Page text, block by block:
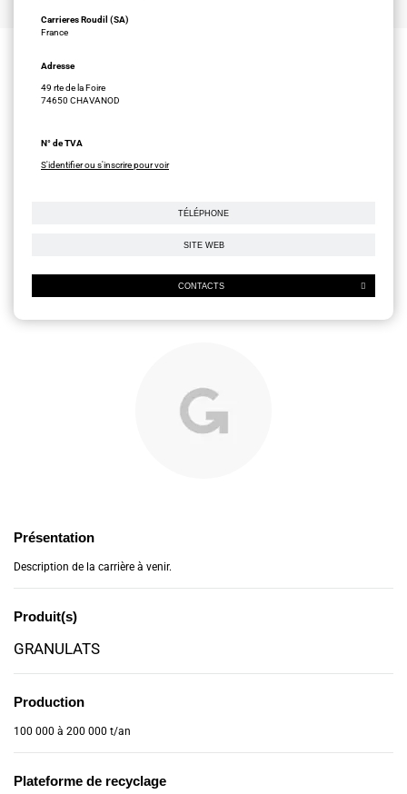
Carrieres Roudil (SA)
France
Adresse
49 rte de la Foire
74650 CHAVANOD
N° de TVA
S'identifier ou s'inscrire pour voir
TÉLÉPHONE
SITE WEB
CONTACTS
Présentation
Description de la carrière à venir.
Produit(s)
GRANULATS
Production
100 000 à 200 000 t/an
Plateforme de recyclage